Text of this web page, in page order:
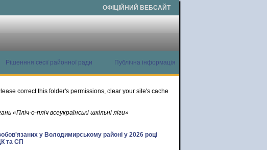
ОФІЦІЙНИЙ ВЕБСАЙТ
Рішенння сесії районної ради
Публічна інформація
correct this folder's permissions, clear your site's cache
«Пліч-о-пліч всеукраїнські шкільні ліги»
у Володимирському районі у 2026 році
та СП